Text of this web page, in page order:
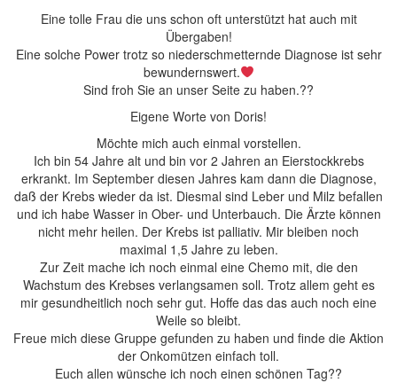
Eine tolle Frau die uns schon oft unterstützt hat auch mit
Übergaben!
Eine solche Power trotz so niederschmetternde Diagnose ist sehr
bewundernswert.
Sind froh Sie an unser Seite zu haben.??
Eigene Worte von Doris!
Möchte mich auch einmal vorstellen.
Ich bin 54 Jahre alt und bin vor 2 Jahren an Eierstockkrebs
erkrankt. Im September diesen Jahres kam dann die Diagnose,
daß der Krebs wieder da ist. Diesmal sind Leber und Milz befallen
und ich habe Wasser in Ober- und Unterbauch. Die Ärzte können
nicht mehr heilen. Der Krebs ist palliativ. Mir bleiben noch
maximal 1,5 Jahre zu leben.
Zur Zeit mache ich noch einmal eine Chemo mit, die den
Wachstum des Krebses verlangsamen soll. Trotz allem geht es
mir gesundheitlich noch sehr gut. Hoffe das das auch noch eine
Weile so bleibt.
Freue mich diese Gruppe gefunden zu haben und finde die Aktion
der Onkomützen einfach toll.
Euch allen wünsche ich noch einen schönen Tag??